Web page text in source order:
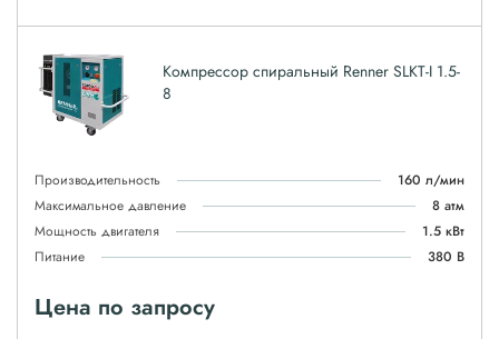
Компрессор спиральный Renner SLKT-I 1.5-
8
Производительность
160 л/мин
Максимальное давление
8 атм
Мощность двигателя
1.5 кВт
Питание
380 В
Цена по запросу